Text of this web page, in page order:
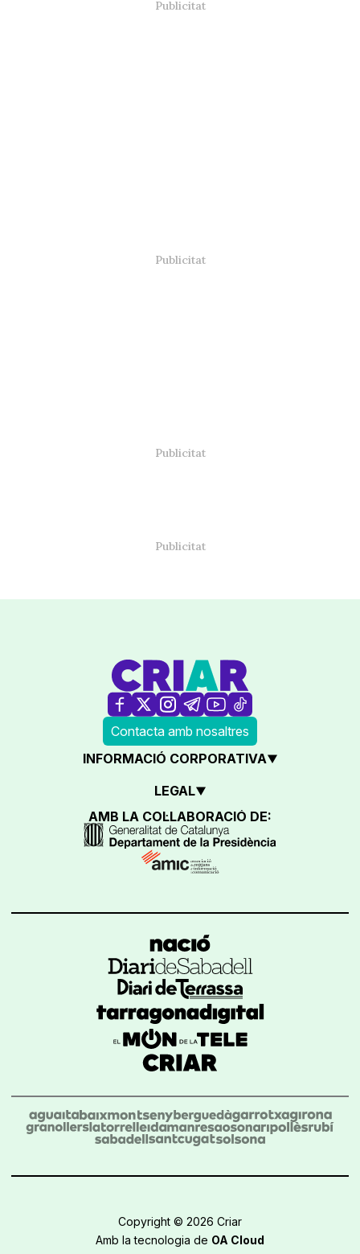
Contacta amb nosaltres
INFORMACIÓ CORPORATIVA
LEGAL
AMB LA COL·LABORACIÓ DE:
Copyright © 2026 Criar
Amb la tecnologia de OA Cloud